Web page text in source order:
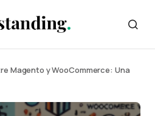
Magento y WooCommerce: Una